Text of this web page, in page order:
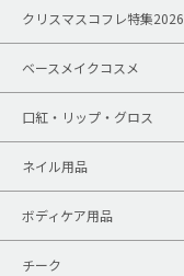
クリスマスコフレ特集2026
ベースメイクコスメ
口紅・リップ・グロス
ネイル用品
ボディケア用品
チーク